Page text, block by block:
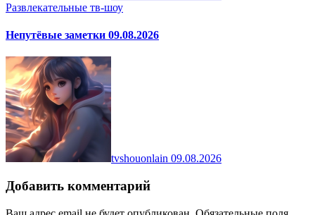
Развлекательные тв-шоу
Непутёвые заметки 09.08.2026
tvshouonlain 09.08.2026
Добавить комментарий